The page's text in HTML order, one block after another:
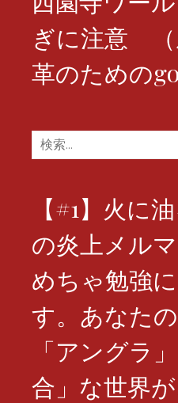
ぎに注意 （
革のための
検
索:
【#1】火に
の炎上メル
めちゃ勉強
す。あなた
「アングラ
合」な世界